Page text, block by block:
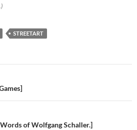
STREETART
of Wolfgang Schaller.]